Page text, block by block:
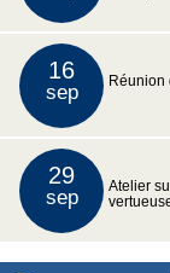
16
sep Réunion
29
sep
Atelier